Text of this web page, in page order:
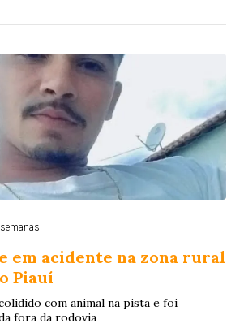
em acidente na zona rural
Piauí
com animal na pista e foi
fora da rodovia